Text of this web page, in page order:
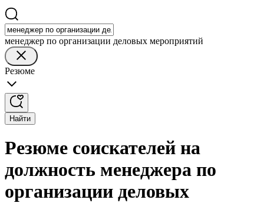
менеджер по организации деловых мероприятий
Резюме
Найти
Резюме соискателей на
должность менеджера по
организации деловых